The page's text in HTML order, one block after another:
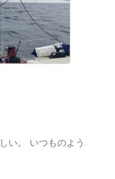
い。 いつものよう